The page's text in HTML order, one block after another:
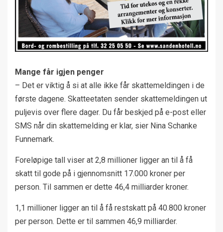
Mange får igjen penger
– Det er viktig å si at alle ikke får skattemeldingen i de
første dagene. Skatteetaten sender skattemeldingen ut
puljevis over flere dager. Du får beskjed på e-post eller
SMS når din skattemelding er klar, sier Nina Schanke
Funnemark.
Foreløpige tall viser at 2,8 millioner ligger an til å få
skatt til gode på i gjennomsnitt 17.000 kroner per
person. Til sammen er dette 46,4 milliarder kroner.
1,1 millioner ligger an til å få restskatt på 40.800 kroner
per person. Dette er til sammen 46,9 milliarder.